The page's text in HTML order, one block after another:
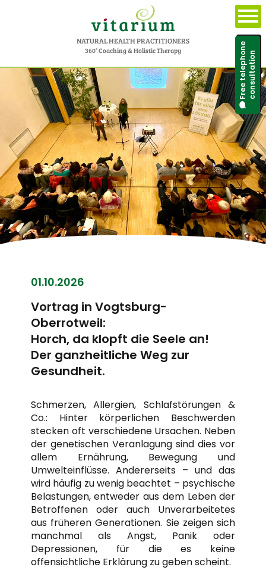
NATURAL HEALTH PRACTITIONERS
360° Coaching & Holistic Therapy Free telephoneconsultation
01.10.2026
Vortrag in Vogtsburg-
Oberrotweil:
Horch, da klopft die Seele an!
Der ganzheitliche Weg zur
Gesundheit.
Schmerzen, Allergien, Schlafstörungen &
Co.: Hinter körperlichen Beschwerden
stecken oft verschiedene Ursachen. Neben
der genetischen Veranlagung sind dies vor
allem Ernährung, Bewegung und
Umwelteinflüsse. Andererseits – und das
wird häufig zu wenig beachtet – psychische
Belastungen, entweder aus dem Leben der
Betroffenen oder auch Unverarbeitetes
aus früheren Generationen. Sie zeigen sich
manchmal als Angst, Panik oder
Depressionen, für die es keine
offensichtliche Erklärung zu geben scheint.